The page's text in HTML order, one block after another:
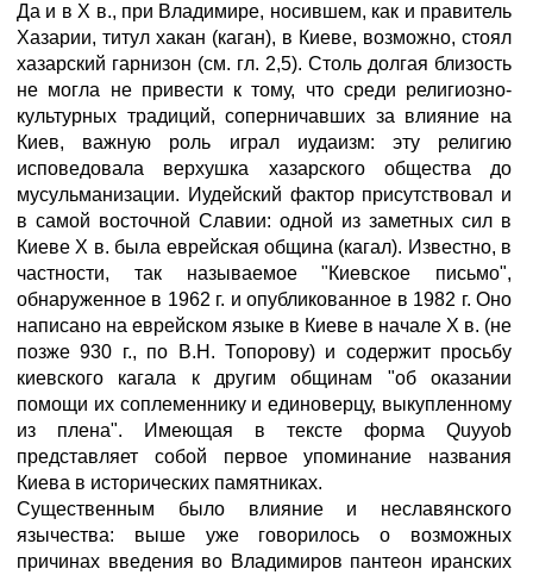
Да и в X в., при Владимире, носившем, как и правитель
Хазарии, титул хакан (каган), в Киеве, возможно, стоял
хазарский гарнизон (см. гл. 2,5). Столь долгая близость
не могла не привести к тому, что среди религиозно-
культурных традиций, соперничавших за влияние на
Киев, важную роль играл иудаизм: эту религию
исповедовала верхушка хазарского общества до
мусульманизации. Иудейский фактор присутствовал и
в самой восточной Славии: одной из заметных сил в
Киеве X в. была еврейская община (кагал). Известно, в
частности, так называемое "Киевское письмо",
обнаруженное в 1962 г. и опубликованное в 1982 г. Оно
написано на еврейском языке в Киеве в начале X в. (не
позже 930 г., по В.Н. Топорову) и содержит просьбу
киевского кагала к другим общинам "об оказании
помощи их соплеменнику и единоверцу, выкупленному
из плена". Имеющая в тексте форма Quyyob
представляет собой первое упоминание названия
Киева в исторических памятниках.
Существенным было влияние и неславянского
язычества: выше уже говорилось о возможных
причинах введения во Владимиров пантеон иранских